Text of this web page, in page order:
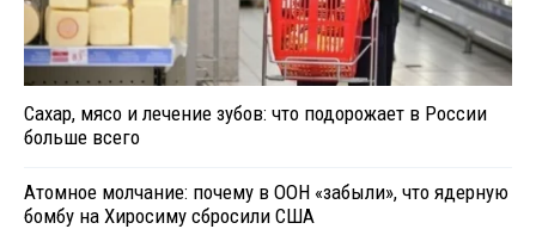
Сахар, мясо и лечение зубов: что подорожает в России
больше всего
Атомное молчание: почему в ООН «забыли», что ядерную
бомбу на Хиросиму сбросили США